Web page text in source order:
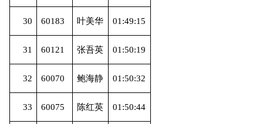
30 60183 叶美华 01:49:15
31 60121 张吾英 01:50:19
32 60070 鲍海静 01:50:32
33 60075 陈红英 01:50:44